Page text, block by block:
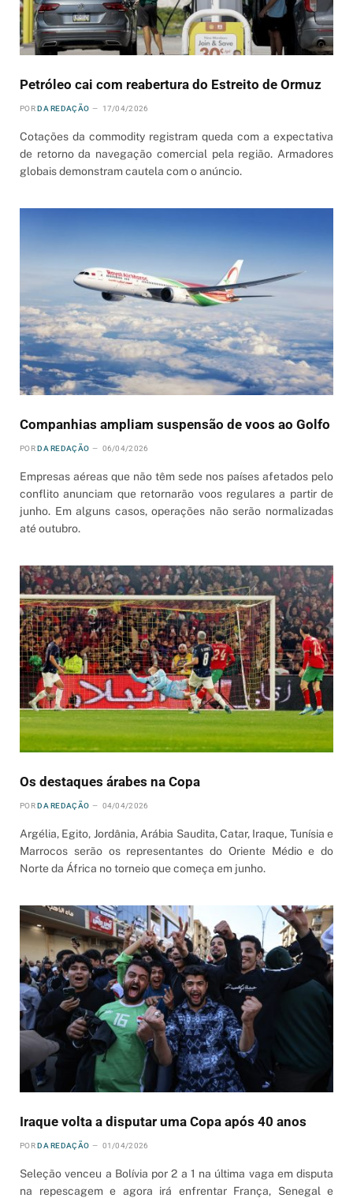
Petróleo cai com reabertura do Estreito de Ormuz
POR DA REDAÇÃO 17/04/2026
Cotações da commodity registram queda com a expectativa
de retorno da navegação comercial pela região. Armadores
globais demonstram cautela com o anúncio.
Companhias ampliam suspensão de voos ao Golfo
POR DA REDAÇÃO 06/04/2026
Empresas aéreas que não têm sede nos países afetados pelo
conflito anunciam que retornarão voos regulares a partir de
junho. Em alguns casos, operações não serão normalizadas
até outubro.
Os destaques árabes na Copa
POR DA REDAÇÃO 04/04/2026
Argélia, Egito, Jordânia, Arábia Saudita, Catar, Iraque, Tunísia e
Marrocos serão os representantes do Oriente Médio e do
Norte da África no torneio que começa em junho.
Iraque volta a disputar uma Copa após 40 anos
POR DA REDAÇÃO 01/04/2026
Seleção venceu a Bolívia por 2 a 1 na última vaga em disputa
na repescagem e agora irá enfrentar França, Senegal e